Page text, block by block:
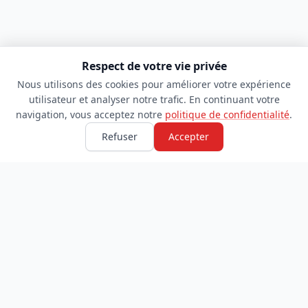
Respect de votre vie privée
Nous utilisons des cookies pour améliorer votre expérience
utilisateur et analyser notre trafic. En continuant votre
navigation, vous acceptez notre politique de confidentialité.
Refuser
Accepter